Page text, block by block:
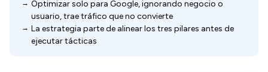
Optimizar solo para Google, ignorando negocio o
usuario, trae tráfico que no convierte
La estrategia parte de alinear los tres pilares antes de
ejecutar tácticas